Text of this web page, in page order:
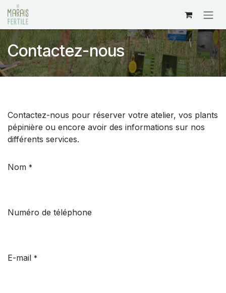
Se rendre au contenu
Contactez-nous
Contactez-nous pour réserver votre atelier, vos plants
pépinière ou encore avoir des informations sur nos
différents services.
Nom *
Numéro de téléphone
E-mail *